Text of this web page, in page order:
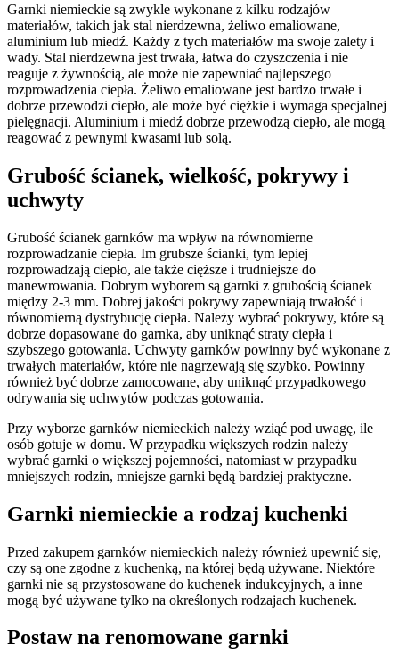
Garnki niemieckie są zwykle wykonane z kilku rodzajów
materiałów, takich jak stal nierdzewna, żeliwo emaliowane,
aluminium lub miedź. Każdy z tych materiałów ma swoje zalety i
wady. Stal nierdzewna jest trwała, łatwa do czyszczenia i nie
reaguje z żywnością, ale może nie zapewniać najlepszego
rozprowadzenia ciepła. Żeliwo emaliowane jest bardzo trwałe i
dobrze przewodzi ciepło, ale może być ciężkie i wymaga specjalnej
pielęgnacji. Aluminium i miedź dobrze przewodzą ciepło, ale mogą
reagować z pewnymi kwasami lub solą.
Grubość ścianek, wielkość, pokrywy i
uchwyty
Grubość ścianek garnków ma wpływ na równomierne
rozprowadzanie ciepła. Im grubsze ścianki, tym lepiej
rozprowadzają ciepło, ale także cięższe i trudniejsze do
manewrowania. Dobrym wyborem są garnki z grubością ścianek
między 2-3 mm. Dobrej jakości pokrywy zapewniają trwałość i
równomierną dystrybucję ciepła. Należy wybrać pokrywy, które są
dobrze dopasowane do garnka, aby uniknąć straty ciepła i
szybszego gotowania. Uchwyty garnków powinny być wykonane z
trwałych materiałów, które nie nagrzewają się szybko. Powinny
również być dobrze zamocowane, aby uniknąć przypadkowego
odrywania się uchwytów podczas gotowania.
Przy wyborze garnków niemieckich należy wziąć pod uwagę, ile
osób gotuje w domu. W przypadku większych rodzin należy
wybrać garnki o większej pojemności, natomiast w przypadku
mniejszych rodzin, mniejsze garnki będą bardziej praktyczne.
Garnki niemieckie a rodzaj kuchenki
Przed zakupem garnków niemieckich należy również upewnić się,
czy są one zgodne z kuchenką, na której będą używane. Niektóre
garnki nie są przystosowane do kuchenek indukcyjnych, a inne
mogą być używane tylko na określonych rodzajach kuchenek.
Postaw na renomowane garnki